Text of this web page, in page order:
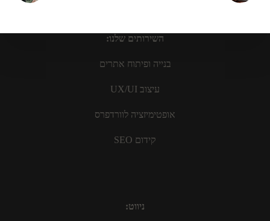
השירותים שלנו:
בנייה ופיתוח אתרים
עיצוב UX/UI
אופטימיזציה לוורדפרס
קידום SEO
ניווט: